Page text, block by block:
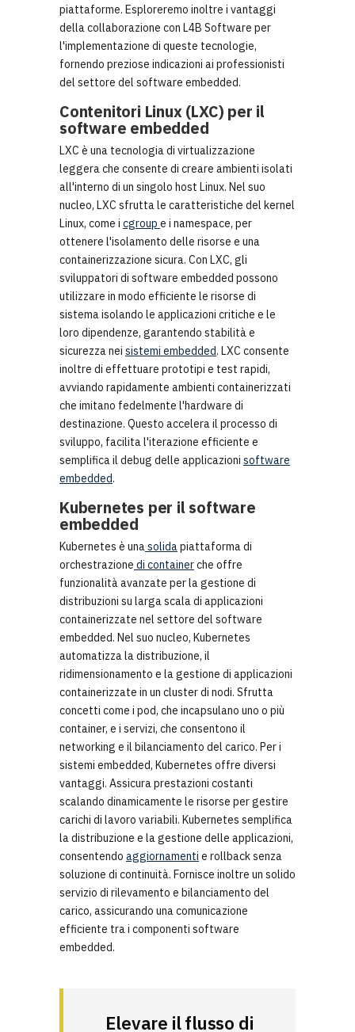
piattaforme. Esploreremo inoltre i vantaggi
della collaborazione con L4B Software per
l'implementazione di queste tecnologie,
fornendo preziose indicazioni ai professionisti
del settore del software embedded.
Contenitori Linux (LXC) per il
software embedded
LXC è una tecnologia di virtualizzazione
leggera che consente di creare ambienti isolati
all'interno di un singolo host Linux. Nel suo
nucleo, LXC sfrutta le caratteristiche del kernel
Linux, come i cgroup e i namespace, per
ottenere l'isolamento delle risorse e una
containerizzazione sicura. Con LXC, gli
sviluppatori di software embedded possono
utilizzare in modo efficiente le risorse di
sistema isolando le applicazioni critiche e le
loro dipendenze, garantendo stabilità e
sicurezza nei sistemi embedded. LXC consente
inoltre di effettuare prototipi e test rapidi,
avviando rapidamente ambienti containerizzati
che imitano fedelmente l'hardware di
destinazione. Questo accelera il processo di
sviluppo, facilita l'iterazione efficiente e
semplifica il debug delle applicazioni software
embedded.
Kubernetes per il software
embedded
Kubernetes è unasolidapiattaforma di
orchestrazione di containerche offre
funzionalità avanzate per la gestione di
distribuzioni su larga scala di applicazioni
containerizzate nel settore del software
embedded. Nel suo nucleo, Kubernetes
automatizza la distribuzione, il
ridimensionamento e la gestione di applicazioni
containerizzate in un cluster di nodi. Sfrutta
concetti come i pod, che incapsulano uno o più
container, e i servizi, che consentono il
networking e il bilanciamento del carico. Per i
sistemi embedded, Kubernetes offre diversi
vantaggi. Assicura prestazioni costanti
scalando dinamicamente le risorse per gestire
carichi di lavoro variabili. Kubernetes semplifica
la distribuzione e la gestione delle applicazioni,
consentendo aggiornamenti e rollback senza
soluzione di continuità. Fornisce inoltre un solido
servizio di rilevamento e bilanciamento del
carico, assicurando una comunicazione
efficiente tra i componenti software
embedded.
Elevare il flusso di